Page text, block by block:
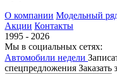
О компании Модельный
Акции Контакты
1995 - 2026
Мы в социальных сетях:
Автомобили недели
спецпредложения Заказать